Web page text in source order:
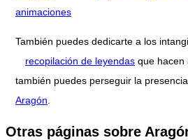
animaciones
También puedes dedicarte a los
recopilación de leyendas que hacen
también puedes perseguir la
Aragón
Otras páginas sobre